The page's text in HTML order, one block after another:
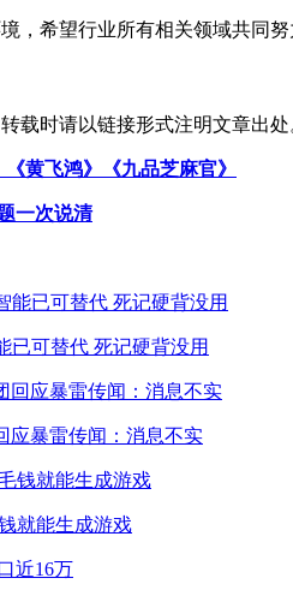
，希望行业所有相关领域共同
载时请以链接形式注明文章出处
黄飞鸿》《九品芝麻官》
一次说清
已可替代 死记硬背没用
应暴雷传闻：消息不实
就能生成游戏